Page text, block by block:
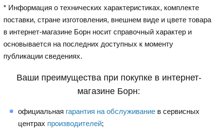
* Информация о технических характеристиках, комплекте
поставки, стране изготовления, внешнем виде и цвете товара
в интернет-магазине Борн носит справочный характер и
основывается на последних доступных к моменту
публикации сведениях.
Ваши преимущества при покупке в интернет-
магазине Борн:
официальная гарантия на обслуживание в сервисных
центрах производителей;